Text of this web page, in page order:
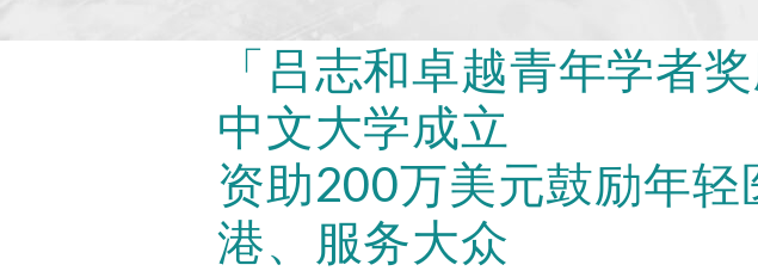
房地产
关怀员工
环境、社会及管治报告
影片库
图片库
媒体查询
「吕志和卓越青年学者
中文大学成立
资助200万美元鼓励年轻
港、服务大众